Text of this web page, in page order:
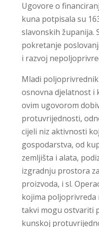
Ugovore o
kuna potpisala su
slavonskih županija.
pokretanje
i razvoj
Mladi
osnovna djelatnost i
ovim ugovorom
protuvrijednosti,
cijeli niz aktivnosti
gospodarstva, od
zemljišta i alata,
izgradnju prostora
proizvoda, i sl.
kojima poljoprivreda
takvi mogu ostvariti
kunskoj